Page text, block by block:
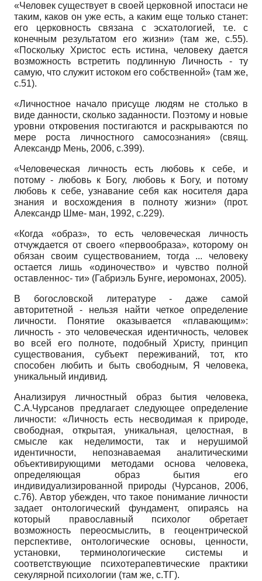
«Человек существует в своей церковной ипостаси не
таким, каков он уже есть, а каким еще только станет:
его церковность связана с эсхатологией, т.е. с
конечным результатом его жизни» (там же, с.55).
«Поскольку Христос есть истина, человеку дается
возможность встретить подлинную Личность - ту
самую, что служит истоком его собственной» (там же,
с.51).
«Личностное начало присуще людям не столько в
виде данности, сколько заданности. Поэтому и новые
уровни откровения постигаются и раскрываются по
мере роста личностного самосознания» (свящ.
Александр Мень, 2006, с.399).
«Человеческая личность есть любовь к себе, и
потому - любовь к Богу, любовь к Богу, и потому
любовь к себе, узнавание себя как носителя дара
знания и восхождения в полноту жизни» (прот.
Александр Шме- ман, 1992, с.229).
«Когда «образ», то есть человеческая личность
отчуждается от своего «первообраза», которому он
обязан своим существованием, тогда ... человеку
остается лишь «одиночество» и чувство полной
оставленнос- ти» (Габриэль Бунге, иеромонах, 2005).
В богословской литературе - даже самой
авторитетной - нельзя найти четкое определение
личности. Понятие оказывается «плавающим»:
личность - это человеческая идентичность, человек
во всей его полноте, подобный Христу, принцип
существования, субъект переживаний, тот, кто
способен любить и быть свободным, Я человека,
уникальный индивид.
Анализируя личностный образ бытия человека,
С.А.Чурсанов предлагает следующее определение
личности: «Личность есть несводимая к природе,
свободная, открытая, уникальная, целостная, в
смысле как неделимости, так и нерушимой
идентичности, непознаваемая аналитическими
объективирующими методами основа человека,
определяющая образ бытия его
индивидуализированной природы (Чурсанов, 2006,
с.76). Автор убежден, что такое понимание личности
задает онтологический фундамент, опираясь на
который православный психолог обретает
возможность переосмыслить, в геоцентрической
перспективе, онтологические основы, ценности,
установки, терминологические системы и
соответствующие психотерапевтические практики
секулярной психологии (там же, с.ТГ).